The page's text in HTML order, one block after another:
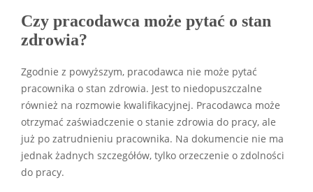
Czy pracodawca może pytać o stan
zdrowia?
Zgodnie z powyższym, pracodawca nie może pytać
pracownika o stan zdrowia. Jest to niedopuszczalne
również na rozmowie kwalifikacyjnej. Pracodawca może
otrzymać zaświadczenie o stanie zdrowia do pracy, ale
już po zatrudnieniu pracownika. Na dokumencie nie ma
jednak żadnych szczegółów, tylko orzeczenie o zdolności
do pracy.